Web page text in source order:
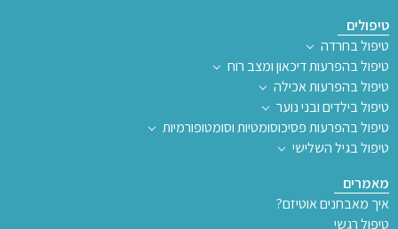
טיפולים
טיפול בחרדה
טיפול בהפרעות דיכאון ומצב רוח
טיפול בהפרעות אכילה
טיפול בילדים ובני נוער
טיפול בהפרעות פסיכוסומטיות וסומטופורמיות
טיפול בגיל השלישי
מאמרים
איך מאבחנים אוטיזם?
טיפול רגשי